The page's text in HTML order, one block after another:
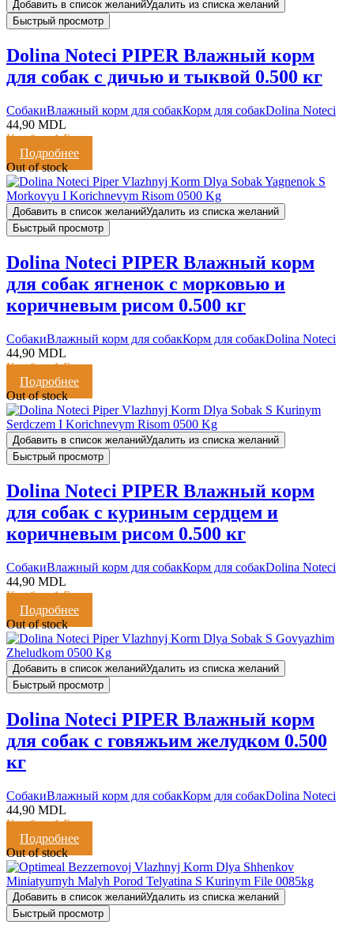
Добавить в список желанийУдалить из списка желаний
Быстрый просмотр
Dolina Noteci PIPER Влажный корм
для собак с дичью и тыквой 0.500 кг
CобакиВлажный корм для собакКорм для собакDolina Noteci
44,90 MDL
Кешбэк:1 Балл
Подробнее
Out of stock
Добавить в список желанийУдалить из списка желаний
Быстрый просмотр
Dolina Noteci PIPER Влажный корм
для собак ягненок с морковью и
коричневым рисом 0.500 кг
CобакиВлажный корм для собакКорм для собакDolina Noteci
44,90 MDL
Кешбэк:1 Балл
Подробнее
Out of stock
Добавить в список желанийУдалить из списка желаний
Быстрый просмотр
Dolina Noteci PIPER Влажный корм
для собак с куриным сердцем и
коричневым рисом 0.500 кг
CобакиВлажный корм для собакКорм для собакDolina Noteci
44,90 MDL
Кешбэк:1 Балл
Подробнее
Out of stock
Добавить в список желанийУдалить из списка желаний
Быстрый просмотр
Dolina Noteci PIPER Влажный корм
для собак с говяжьим желудком 0.500
кг
CобакиВлажный корм для собакКорм для собакDolina Noteci
44,90 MDL
Кешбэк:1 Балл
Подробнее
Out of stock
Добавить в список желанийУдалить из списка желаний
Быстрый просмотр